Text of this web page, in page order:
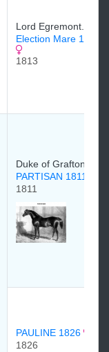
Lord Egremont.
Election Mare 1813
1813
Duke of Grafton
PARTISAN 1811
1811
PAULINE 1826
1826